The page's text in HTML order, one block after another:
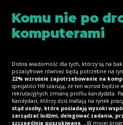
Komu nie po
komputerami
Dobra wiadomość dla tych, którzy są na
pozacyfrowe również będą potrzebne na
22% wzrośnie zapotrzebowanie na
specjaliści HR szacują, że ten wzrost będzie
rekrutacyjnych zmianę profilu kandydata.
Kandydaci, którzy dziś trafiają na rynek
stąd osoby, które posiadają wysoki
zarządzać ludźmi, delegować zadania,
szczególnie poszukiwane . ,,W mojej